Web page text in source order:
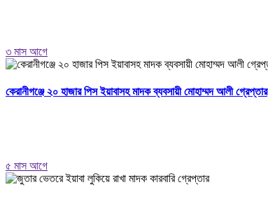
৩ মাস আগে
কেরানীগঞ্জে ২০ হাজার পিস ইয়াবাসহ মাদক ব্যবসায়ী মোহাম্মদ আলী গ্রেপ্তার
৫ মাস আগে